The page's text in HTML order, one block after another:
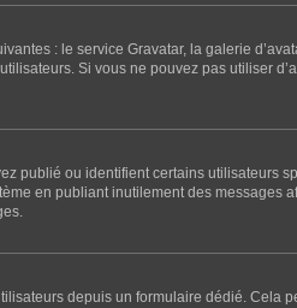
: le service Gravatar, la galerie
Si vous ne pouvez pas utiliser
publié ou identifient certains utilisateurs
en publiant inutilement des messages
depuis un formulaire dédié. Cela